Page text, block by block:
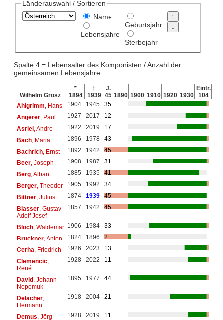
Länderauswahl / Sortieren
Name
Lebensjahre
Geburtsjahr
Sterbejahr
Spalte 4 = Lebensalter des Komponisten / Anzahl der
gemeinsamen Lebensjahre
Wilhelm Grosz
*
1894
†
1939
J.
45 1890 1900 1910 1920 1930
Eintr.
104
Ahlgrimm , Hans 1904 1945
35
Angerer, Paul 1927 2017
12
Asriel, Andre 1922 2019
17
Bach, Maria 1896 1978
43
Bachrich, Ernst 1892 1942
45
Beer, Joseph 1908 1987
31
Berg, Alban 1885 1935
41
Berger, Theodor 1905 1992
34
Bittner, Julius 1874 1939
45
Blasser, Gustav
Adolf Josef
1857 1942 45
Bloch, Waldemar 1906 1984
33
Bruckner, Anton 1824 1896
2
Cerha , Friedrich 1926 2023
13
Clemencic,
René
1928 2022 11
David, Johann
Nepomuk
1895 1977 44
Delacher,
Hermann
1918 2004 21
Demus , Jörg 1928 2019
11